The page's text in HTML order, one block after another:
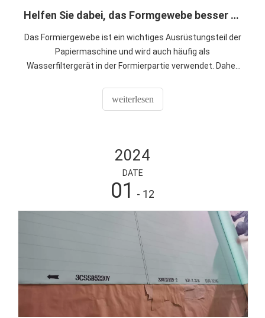
Helfen Sie dabei, das Formgewebe besser zu nutzen
Das Formiergewebe ist ein wichtiges Ausrüstungsteil der
Papiermaschine und wird auch häufig als
Wasserfiltergerät in der Formierpartie verwendet. Daher
Formiergewebes von großer Bedeutung.
weiterlesen
2024
DATE
01 - 12